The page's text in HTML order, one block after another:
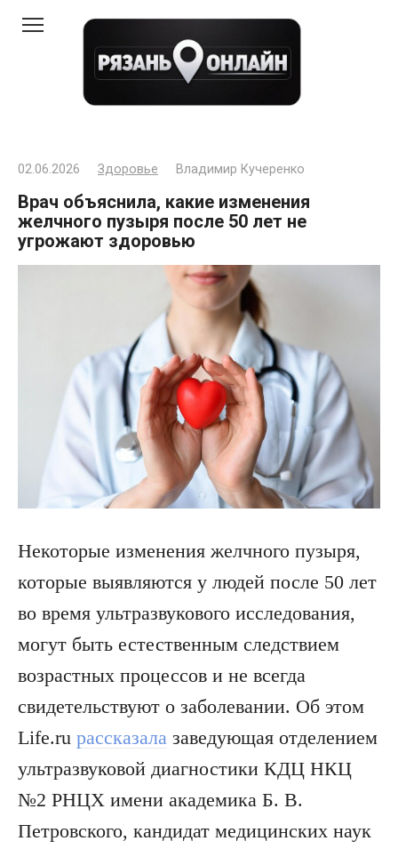
02.06.2026 Здоровье Владимир Кучеренко
Врач объяснила, какие изменения
желчного пузыря после 50 лет не
угрожают здоровью
Некоторые изменения желчного пузыря,
которые выявляются у людей после 50 лет
во время ультразвукового исследования,
могут быть естественным следствием
возрастных процессов и не всегда
свидетельствуют о заболевании. Об этом
Life.ru рассказала заведующая отделением
ультразвуковой диагностики КДЦ НКЦ
№2 РНЦХ имени академика Б. В.
Петровского, кандидат медицинских наук